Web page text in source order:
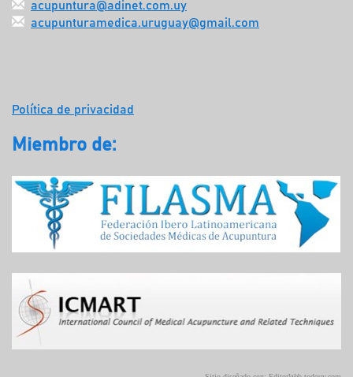
acupuntura@adinet.com.uy
acupunturamedica.uruguay@gmail.com
Política de privacidad
Miembro de: